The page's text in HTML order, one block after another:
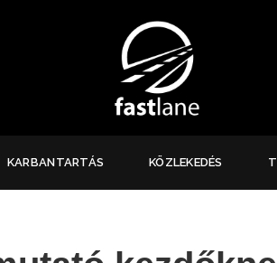
KARBANTARTÁS KÖZLEKEDÉS